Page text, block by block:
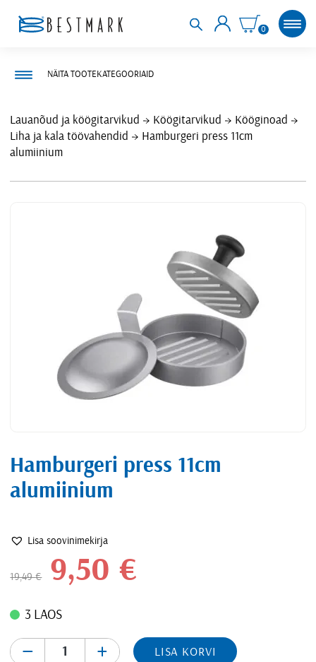
0
Lauanõud ja köögitarvikud Köögitarvikud
Kööginoad
Liha ja kala töövahendid
Hamburgeri press 11cm
alumiinium
Hamburgeri press 11cm
alumiinium
Lisa soovinimekirja
19,49€ 9,50 €
3 LAOS
- + LISA KORVI
NÄITA TOOTEKATEGOORIAID